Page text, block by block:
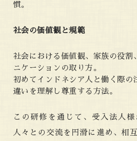
慣。
社会の価値観と規範
社会における価値観、家族の役割
ニケーションの取り方。
初めてインドネシア人と働く際の
違いを理解し尊重する方法。
この研修を通じて、受入法人
人々との交流を円滑に進め、相